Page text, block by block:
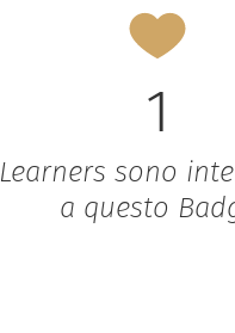
1
Learners sono
a questo